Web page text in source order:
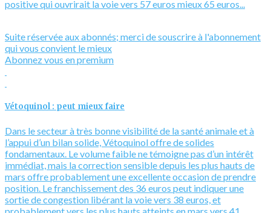
positive qui ouvrirait la voie vers 57 euros mieux 65 euros...
Suite réservée aux abonnés; merci de souscrire à l'abonnement
qui vous convient le mieux
Abonnez vous en premium
Vétoquinol : peut mieux faire
Dans le secteur à très bonne visibilité de la santé animale et à
l’appui d’un bilan solide, Vétoquinol offre de solides
fondamentaux. Le volume faible ne témoigne pas d’un intérêt
immédiat, mais la correction sensible depuis les plus hauts de
mars offre probablement une excellente occasion de prendre
position. Le franchissement des 36 euros peut indiquer une
sortie de congestion libérant la voie vers 38 euros, et